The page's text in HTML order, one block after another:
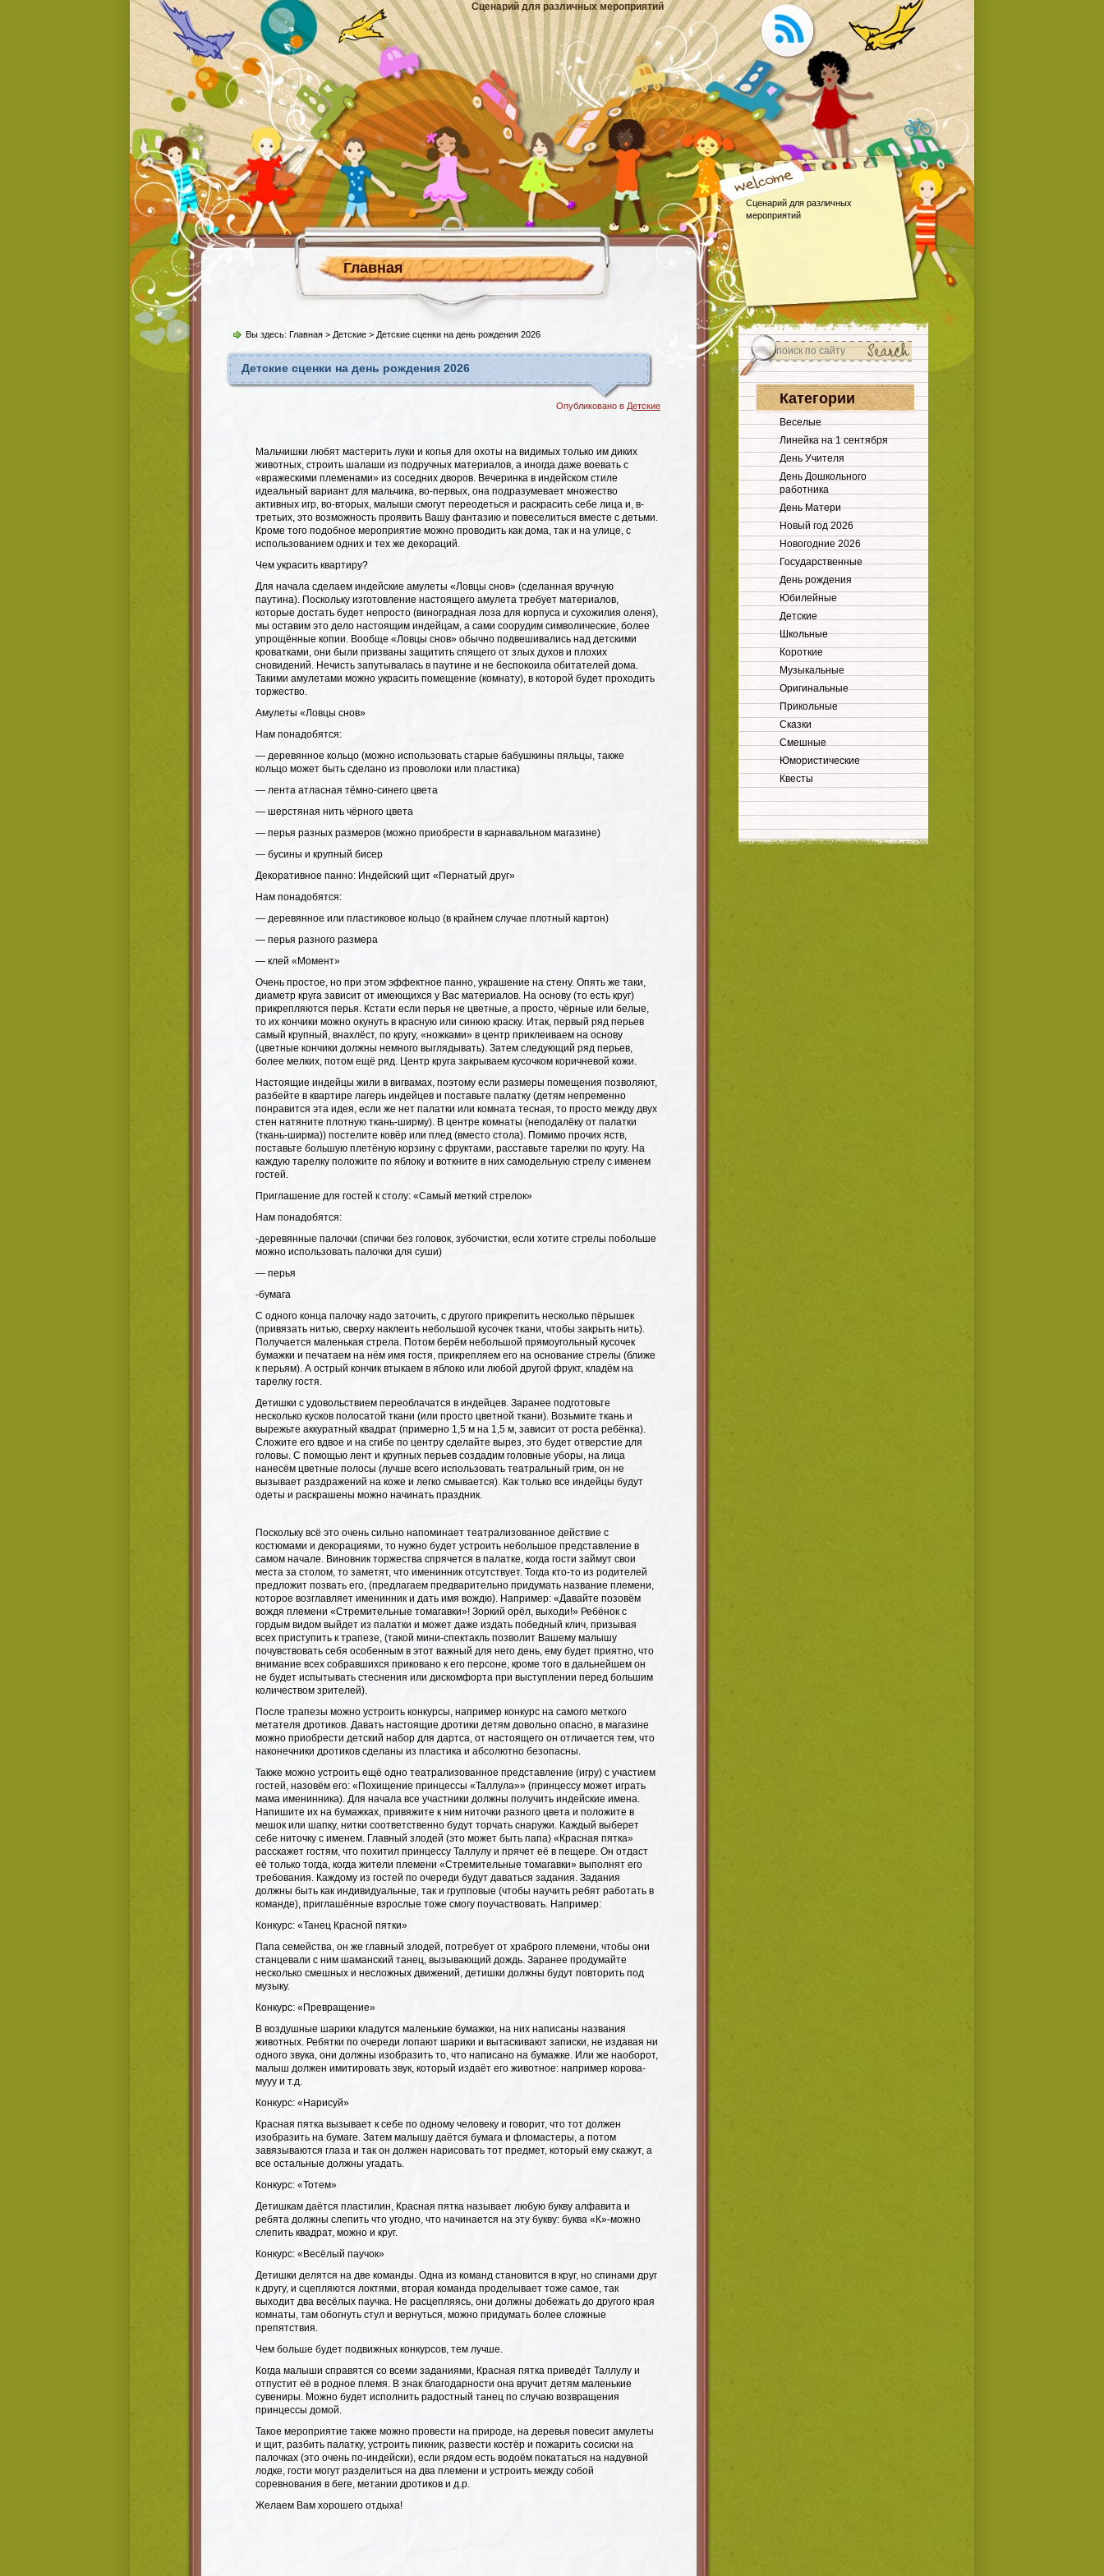
Сценарий для различных мероприятий
Главная
Сценарий для различных
мероприятий
Вы здесь: Главная > Детские > Детские сценки на день рождения 2026
Детские сценки на день рождения 2026
Опубликовано в Детские
Мальчишки любят мастерить луки и копья для охоты на видимых только им диких
животных, строить шалаши из подручных материалов, а иногда даже воевать с
«вражескими племенами» из соседних дворов. Вечеринка в индейском стиле
идеальный вариант для мальчика, во-первых, она подразумевает множество
активных игр, во-вторых, малыши смогут переодеться и раскрасить себе лица и, в-
третьих, это возможность проявить Вашу фантазию и повеселиться вместе с детьми.
Кроме того подобное мероприятие можно проводить как дома, так и на улице, с
использованием одних и тех же декораций.
Чем украсить квартиру?
Для начала сделаем индейские амулеты «Ловцы снов» (сделанная вручную
паутина). Поскольку изготовление настоящего амулета требует материалов,
которые достать будет непросто (виноградная лоза для корпуса и сухожилия оленя),
мы оставим это дело настоящим индейцам, а сами соорудим символические, более
упрощённые копии. Вообще «Ловцы снов» обычно подвешивались над детскими
кроватками, они были призваны защитить спящего от злых духов и плохих
сновидений. Нечисть запутывалась в паутине и не беспокоила обитателей дома.
Такими амулетами можно украсить помещение (комнату), в которой будет проходить
торжество.
Амулеты «Ловцы снов»
Нам понадобятся:
— деревянное кольцо (можно использовать старые бабушкины пяльцы, также
кольцо может быть сделано из проволоки или пластика)
— лента атласная тёмно-синего цвета
— шерстяная нить чёрного цвета
— перья разных размеров (можно приобрести в карнавальном магазине)
— бусины и крупный бисер
Декоративное панно: Индейский щит «Пернатый друг»
Нам понадобятся:
— деревянное или пластиковое кольцо (в крайнем случае плотный картон)
— перья разного размера
— клей «Момент»
Очень простое, но при этом эффектное панно, украшение на стену. Опять же таки,
диаметр круга зависит от имеющихся у Вас материалов. На основу (то есть круг)
прикрепляются перья. Кстати если перья не цветные, а просто, чёрные или белые,
то их кончики можно окунуть в красную или синюю краску. Итак, первый ряд перьев
самый крупный, внахлёст, по кругу, «ножками» в центр приклеиваем на основу
(цветные кончики должны немного выглядывать). Затем следующий ряд перьев,
более мелких, потом ещё ряд. Центр круга закрываем кусочком коричневой кожи.
Настоящие индейцы жили в вигвамах, поэтому если размеры помещения позволяют,
разбейте в квартире лагерь индейцев и поставьте палатку (детям непременно
понравится эта идея, если же нет палатки или комната тесная, то просто между двух
стен натяните плотную ткань-ширму). В центре комнаты (неподалёку от палатки
(ткань-ширма)) постелите ковёр или плед (вместо стола). Помимо прочих яств,
поставьте большую плетёную корзину с фруктами, расставьте тарелки по кругу. На
каждую тарелку положите по яблоку и воткните в них самодельную стрелу с именем
гостей.
Приглашение для гостей к столу: «Самый меткий стрелок»
Нам понадобятся:
-деревянные палочки (спички без головок, зубочистки, если хотите стрелы побольше
можно использовать палочки для суши)
— перья
-бумага
С одного конца палочку надо заточить, с другого прикрепить несколько пёрышек
(привязать нитью, сверху наклеить небольшой кусочек ткани, чтобы закрыть нить).
Получается маленькая стрела. Потом берём небольшой прямоугольный кусочек
бумажки и печатаем на нём имя гостя, прикрепляем его на основание стрелы (ближе
к перьям). А острый кончик втыкаем в яблоко или любой другой фрукт, кладём на
тарелку гостя.
Детишки с удовольствием переоблачатся в индейцев. Заранее подготовьте
несколько кусков полосатой ткани (или просто цветной ткани). Возьмите ткань и
вырежьте аккуратный квадрат (примерно 1,5 м на 1,5 м, зависит от роста ребёнка).
Сложите его вдвое и на сгибе по центру сделайте вырез, это будет отверстие для
головы. С помощью лент и крупных перьев создадим головные уборы, на лица
нанесём цветные полосы (лучше всего использовать театральный грим, он не
вызывает раздражений на коже и легко смывается). Как только все индейцы будут
одеты и раскрашены можно начинать праздник.
Поскольку всё это очень сильно напоминает театрализованное действие с
костюмами и декорациями, то нужно будет устроить небольшое представление в
самом начале. Виновник торжества спрячется в палатке, когда гости займут свои
места за столом, то заметят, что именинник отсутствует. Тогда кто-то из родителей
предложит позвать его, (предлагаем предварительно придумать название племени,
которое возглавляет именинник и дать имя вождю). Например: «Давайте позовём
вождя племени «Стремительные томагавки»! Зоркий орёл, выходи!» Ребёнок с
гордым видом выйдет из палатки и может даже издать победный клич, призывая
всех приступить к трапезе, (такой мини-спектакль позволит Вашему малышу
почувствовать себя особенным в этот важный для него день, ему будет приятно, что
внимание всех собравшихся приковано к его персоне, кроме того в дальнейшем он
не будет испытывать стеснения или дискомфорта при выступлении перед большим
количеством зрителей).
После трапезы можно устроить конкурсы, например конкурс на самого меткого
метателя дротиков. Давать настоящие дротики детям довольно опасно, в магазине
можно приобрести детский набор для дартса, от настоящего он отличается тем, что
наконечники дротиков сделаны из пластика и абсолютно безопасны.
Также можно устроить ещё одно театрализованное представление (игру) с участием
гостей, назовём его: «Похищение принцессы «Таллула»» (принцессу может играть
мама именинника). Для начала все участники должны получить индейские имена.
Напишите их на бумажках, привяжите к ним ниточки разного цвета и положите в
мешок или шапку, нитки соответственно будут торчать снаружи. Каждый выберет
себе ниточку с именем. Главный злодей (это может быть папа) «Красная пятка»
расскажет гостям, что похитил принцессу Таллулу и прячет её в пещере. Он отдаст
её только тогда, когда жители племени «Стремительные томагавки» выполнят его
требования. Каждому из гостей по очереди будут даваться задания. Задания
должны быть как индивидуальные, так и групповые (чтобы научить ребят работать в
команде), приглашённые взрослые тоже смогу поучаствовать. Например:
Конкурс: «Танец Красной пятки»
Папа семейства, он же главный злодей, потребует от храброго племени, чтобы они
станцевали с ним шаманский танец, вызывающий дождь. Заранее продумайте
несколько смешных и несложных движений, детишки должны будут повторить под
музыку.
Конкурс: «Превращение»
В воздушные шарики кладутся маленькие бумажки, на них написаны названия
животных. Ребятки по очереди лопают шарики и вытаскивают записки, не издавая ни
одного звука, они должны изобразить то, что написано на бумажке. Или же наоборот,
малыш должен имитировать звук, который издаёт его животное: например корова-
мууу и т.д.
Конкурс: «Нарисуй»
Красная пятка вызывает к себе по одному человеку и говорит, что тот должен
изобразить на бумаге. Затем малышу даётся бумага и фломастеры, а потом
завязываются глаза и так он должен нарисовать тот предмет, который ему скажут, а
все остальные должны угадать.
Конкурс: «Тотем»
Детишкам даётся пластилин, Красная пятка называет любую букву алфавита и
ребята должны слепить что угодно, что начинается на эту букву: буква «К»-можно
слепить квадрат, можно и круг.
Конкурс: «Весёлый паучок»
Детишки делятся на две команды. Одна из команд становится в круг, но спинами друг
к другу, и сцепляются локтями, вторая команда проделывает тоже самое, так
выходит два весёлых паучка. Не расцепляясь, они должны добежать до другого края
комнаты, там обогнуть стул и вернуться, можно придумать более сложные
препятствия.
Чем больше будет подвижных конкурсов, тем лучше.
Когда малыши справятся со всеми заданиями, Красная пятка приведёт Таллулу и
отпустит её в родное племя. В знак благодарности она вручит детям маленькие
сувениры. Можно будет исполнить радостный танец по случаю возвращения
принцессы домой.
Такое мероприятие также можно провести на природе, на деревья повесит амулеты
и щит, разбить палатку, устроить пикник, развести костёр и пожарить сосиски на
палочках (это очень по-индейски), если рядом есть водоём покататься на надувной
лодке, гости могут разделиться на два племени и устроить между собой
соревнования в беге, метании дротиков и д.р.
Желаем Вам хорошего отдыха!
Категории
Веселые
Линейка на 1 сентября
День Учителя
День Дошкольного
работника
День Матери
Новый год 2026
Новогодние 2026
Государственные
День рождения
Юбилейные
Детские
Школьные
Короткие
Музыкальные
Оригинальные
Прикольные
Сказки
Смешные
Юмористические
Квесты